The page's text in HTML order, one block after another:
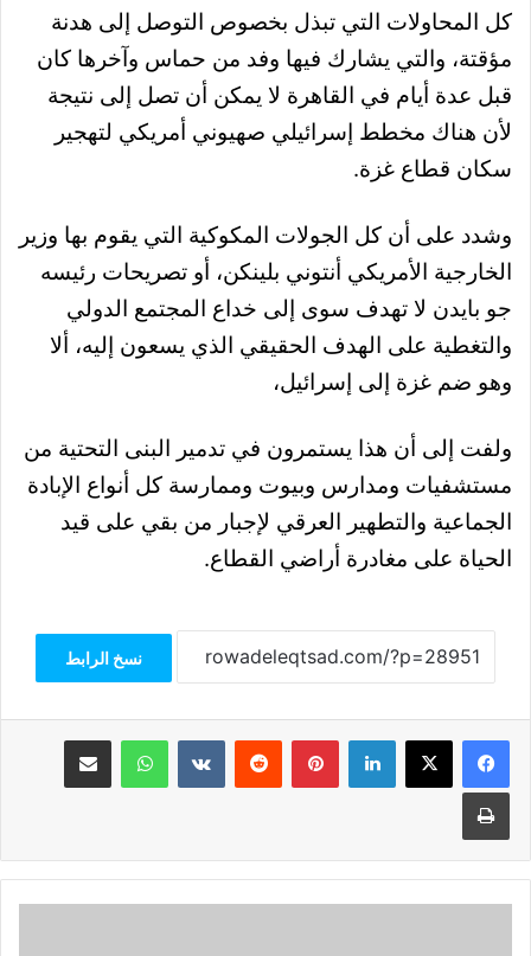
كل المحاولات التي تبذل بخصوص التوصل إلى هدنة
مؤقتة، والتي يشارك فيها وفد من حماس وآخرها كان
قبل عدة أيام في القاهرة لا يمكن أن تصل إلى نتيجة
لأن هناك مخطط إسرائيلي صهيوني أمريكي لتهجير
سكان قطاع غزة.
وشدد على أن كل الجولات المكوكية التي يقوم بها وزير
الخارجية الأمريكي أنتوني بلينكن، أو تصريحات رئيسه
جو بايدن لا تهدف سوى إلى خداع المجتمع الدولي
والتغطية على الهدف الحقيقي الذي يسعون إليه، ألا
وهو ضم غزة إلى إسرائيل،
ولفت إلى أن هذا يستمرون في تدمير البنى التحتية من
مستشفيات ومدارس وبيوت وممارسة كل أنواع الإبادة
الجماعية والتطهير العرقي لإجبار من بقي على قيد
الحياة على مغادرة أراضي القطاع.
نسخ الرابط
فيسبوك‫X لينكدإن بينتيريست واتساب مشاركة عبر البريد
طباعة